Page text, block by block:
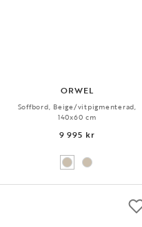
ORWEL
Soffbord, Beige/vitpigmenterad,
140x60 cm
9 995 kr